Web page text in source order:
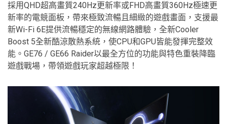
採用QHD超高畫質240Hz更新率或FHD高畫質360Hz極速更
新率的電競面板，帶來極致流暢且細緻的遊戲畫面，支援最
新Wi-Fi 6E提供流暢穩定的無線網路體驗，全新Cooler
Boost 5全新酷涼散熱系統，使CPU和GPU皆能發揮完整效
能。GE76 / GE66 Raider以最全方位的功能與特色重裝降臨
遊戲戰場，帶領遊戲玩家超越極限！